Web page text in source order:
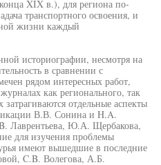
XIX в.), для региона по-
транспортного освоения, и
жизни каждый
историографии, несмотря на
в сравнении с
рядом интересных работ,
как регионального, так
отдельные аспекты
В.В. Сонина и H.A.
Лаврентьева, Ю.А. Щербакова,
для изучения проблемы
имеют вышедшие в последние
C.B. Волегова, А.Б.